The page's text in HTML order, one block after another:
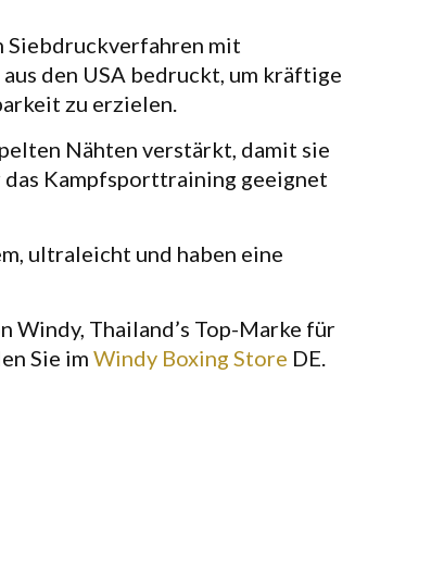
Siebdruckverfahren mit
den USA bedruckt, um kräftige
zu erzielen.
Nähten verstärkt, damit sie
Kampfsporttraining geeignet
ultraleicht und haben eine
Windy, Thailand’s Top-Marke für
Sie im Windy Boxing Store DE.